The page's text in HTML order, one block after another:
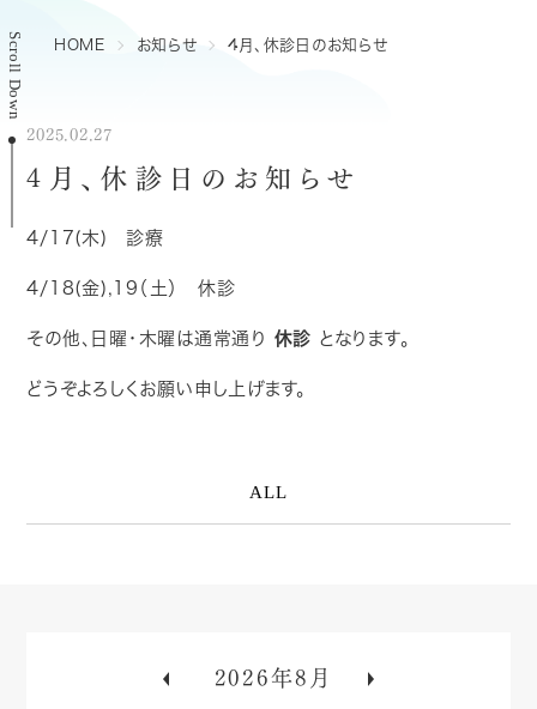
Scroll Down HOME お知らせ 4月、休診日のお知らせ
2025.02.27
4月、休診日のお知らせ
4/17(木) 診療
4/18(金),19（土） 休診
その他、日曜・木曜は通常通り 休診 となります。
どうぞよろしくお願い申し上げます。
ALL
2026年8月